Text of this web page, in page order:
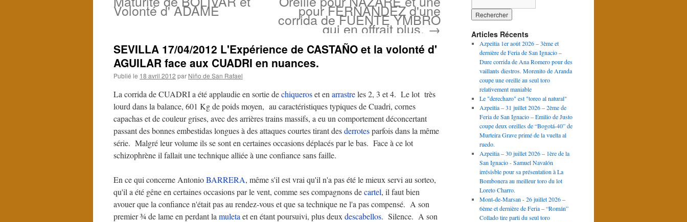
Volonté d' ADAME pour FERNANDEZ d'une
corrida de FUENTE YMBRO
qui en offrait plus. →
SEVILLA 17/04/2012 L'Expérience de CASTAÑO et la volonté d'
AGUILAR face aux CUADRI en nuances.
Publié le 18 avril 2012 par Niño de San Rafael
La corrida de CUADRI a été applaudie en sortie dechiqueroset en arrastreles 2, 3 et 4. Le lot très
lourd dans la balance, 601 Kg de poids moyen, au caractéristiques typiques de Cuadri, cornes
capachas et de couleur grises, avec des arrières trains massifs, a eu un comportement déconcertant
passant des bonnes embestidas longues à des attaques courtes tirant desderrotesparfois dans la même
série. Malgré leur volume ils se sont en certaines occasions déplacés par le bas. Face à ce lot
schizophrène il fallait une technique alliée à une confiance sans faille.
En ce qui concerne AntonioBARRERA, même s'il est vrai qu'il n'a pas été le mieux servi au sorteo,
qu'il a été gêne en certaines occasions par le vent, comme ses compagnons decartel, il faut bien
avouer que la confiance n'était pas au rendez-vous et que sa technique ne l'a pas compensé. A son
premier ¾ de lame en perdant la muleta et en étant poursuivi, plus deux descabellos. Silence. A son
Articles Récents
Azpeitia 1er août 2026 – 3ème et
dernière de Feria de San Ignacio –
Dure corrida de Ana Romero pour des
vaillants diestros. Morenito de Aranda
coupe une oreille au seul toro
relativement maniable
Le "derechazo" est "toreo al natural"
Azpeitia – 31 juillet 2026 – 2ème de
Feria de San Ignacio – Emilio de Justo
coupe deux oreilles de “Bogotá-40” de
Murteira Grave primé de la vuelta al
ruedo.
Azpeitia – 30 juillet 2026 – 1ère de la
San Ignacio - Samuel Navalón
irrésisble pour sa présentation à La
Bombonera au meilleur toro du lot
Loreto Charro.
Mont-de-Marsan - 26 juillet 2026 –
6ème et dernière de Feria – “Román”
Collado tire parti du seul toro